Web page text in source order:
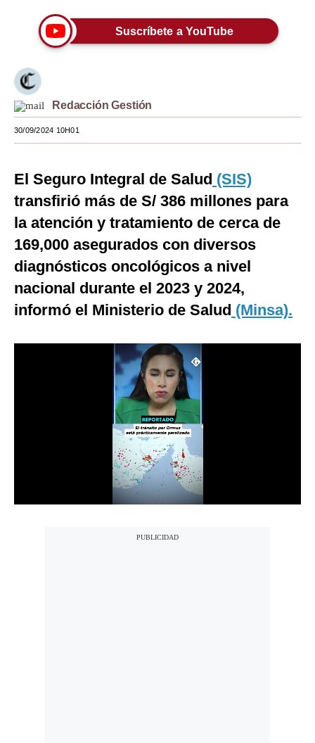
Lujo
Viajes
Moda
Estilos
Mundo
México
Internacional
Tecnología
Suscríbete a YouTube
Redacción Gestión
30/09/2024 10H01
El Seguro Integral de Salud (SIS)
transfirió más de S/ 386 millones para
la atención y tratamiento de cerca de
169,000 asegurados con diversos
diagnósticos oncológicos a nivel
nacional durante el 2023 y 2024,
informó el Ministerio de Salud (Minsa).